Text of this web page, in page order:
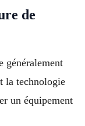
de
généralement
la technologie
un équipement